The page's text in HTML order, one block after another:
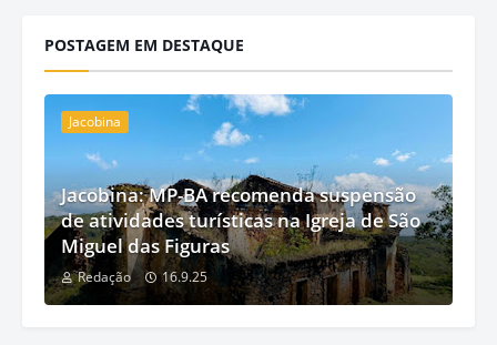
POSTAGEM EM DESTAQUE
Jacobina
Jacobina: MP-BA recomenda suspensão
de atividades turísticas na Igreja de São
Miguel das Figuras
Redação 16.9.25